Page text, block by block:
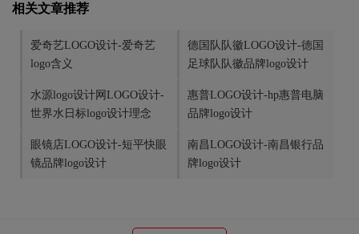
相关文章推荐
爱奇艺LOGO设计-爱奇艺
logo含义
德国队队徽LOGO设计-德国
足球队队徽品牌logo设计
水源logo设计网LOGO设计-
世界水日标logo设计理念
惠普LOGO设计-hp惠普电脑
品牌logo设计
眼镜店LOGO设计-短平快眼
镜品牌logo设计
南昌LOGO设计-南昌银行品
牌logo设计